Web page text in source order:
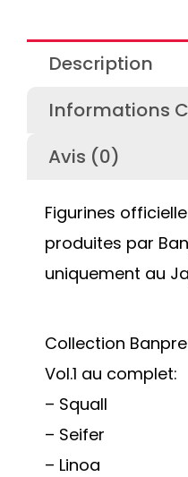
Description
Informations
Avis (0)
Figurines
produites par
uniquement au
Collection
Vol.1 au complet:
– Squall
– Seifer
– Linoa